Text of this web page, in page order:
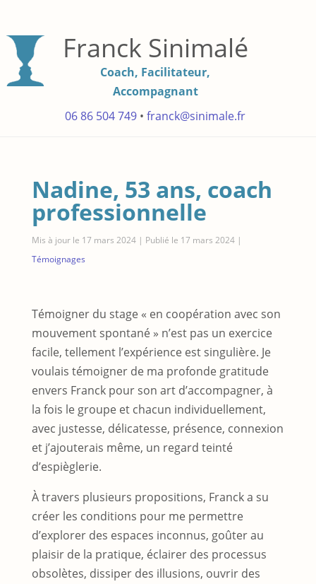
Franck Sinimalé
Coach, Facilitateur,
Accompagnant
06 86 504 749 • franck@sinimale.fr
Nadine, 53 ans, coach
professionnelle
Mis à jour le 17 mars 2024 | Publié le 17 mars 2024|
Témoignages
Témoigner du stage « en coopération avec son
mouvement spontané » n’est pas un exercice
facile, tellement l’expérience est singulière. Je
voulais témoigner de ma profonde gratitude
envers Franck pour son art d’accompagner, à
la fois le groupe et chacun individuellement,
avec justesse, délicatesse, présence, connexion
et j’ajouterais même, un regard teinté
d’espièglerie.
À travers plusieurs propositions, Franck a su
créer les conditions pour me permettre
d’explorer des espaces inconnus, goûter au
plaisir de la pratique, éclairer des processus
obsolètes, dissiper des illusions, ouvrir des